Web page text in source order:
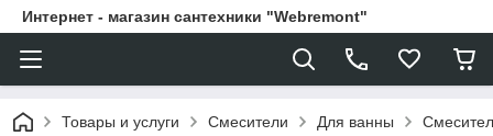
Интернет - магазин сантехники "Webremont"
Товары и услуги Смесители Для ванны